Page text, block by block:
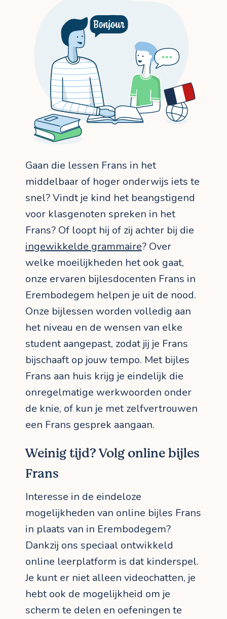
Gaan die lessen Frans in het
middelbaar of hoger onderwijs iets te
snel? Vindt je kind het beangstigend
voor klasgenoten spreken in het
Frans? Of loopt hij of zij achter bij die
ingewikkelde grammaire? Over
welke moeilijkheden het ook gaat,
onze ervaren bijlesdocenten Frans in
Erembodegem helpen je uit de nood.
Onze bijlessen worden volledig aan
het niveau en de wensen van elke
student aangepast, zodat jij je Frans
bijschaaft op jouw tempo. Met bijles
Frans aan huis krijg je eindelijk die
onregelmatige werkwoorden onder
de knie, of kun je met zelfvertrouwen
een Frans gesprek aangaan.
Weinig tijd? Volg online bijles
Frans
Interesse in de eindeloze
mogelijkheden van online bijles Frans
in plaats van in Erembodegem?
Dankzij ons speciaal ontwikkeld
online leerplatform is dat kinderspel.
Je kunt er niet alleen videochatten, je
hebt ook de mogelijkheid om je
scherm te delen en oefeningen te